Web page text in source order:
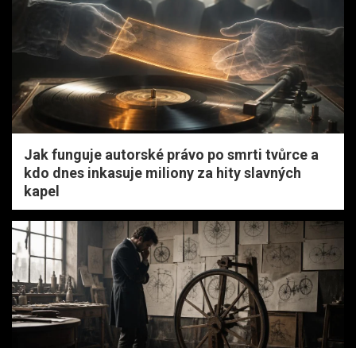
Jak funguje autorské právo po smrti tvůrce a
kdo dnes inkasuje miliony za hity slavných
kapel